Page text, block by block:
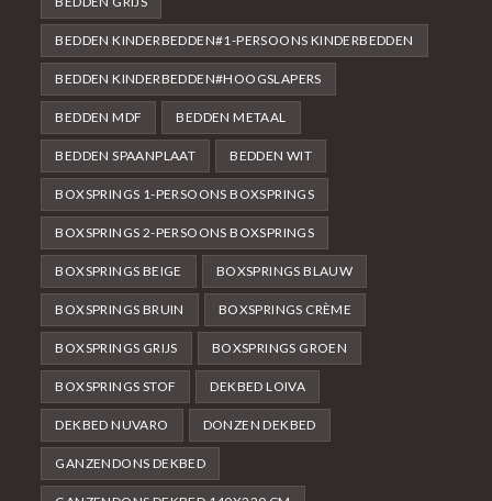
BEDDEN KINDERBEDDEN#1-PERSOONS KINDERBEDDEN
BEDDEN KINDERBEDDEN#HOOGSLAPERS
BEDDEN MDF BEDDEN METAAL
BEDDEN SPAANPLAAT BEDDEN WIT
BOXSPRINGS 1-PERSOONS BOXSPRINGS
BOXSPRINGS 2-PERSOONS BOXSPRINGS
BOXSPRINGS BEIGE BOXSPRINGS BLAUW
BOXSPRINGS BRUIN BOXSPRINGS CRÈME
BOXSPRINGS GRIJS BOXSPRINGS GROEN
BOXSPRINGS STOF DEKBED LOIVA
DEKBED NUVARO DONZEN DEKBED
GANZENDONS DEKBED